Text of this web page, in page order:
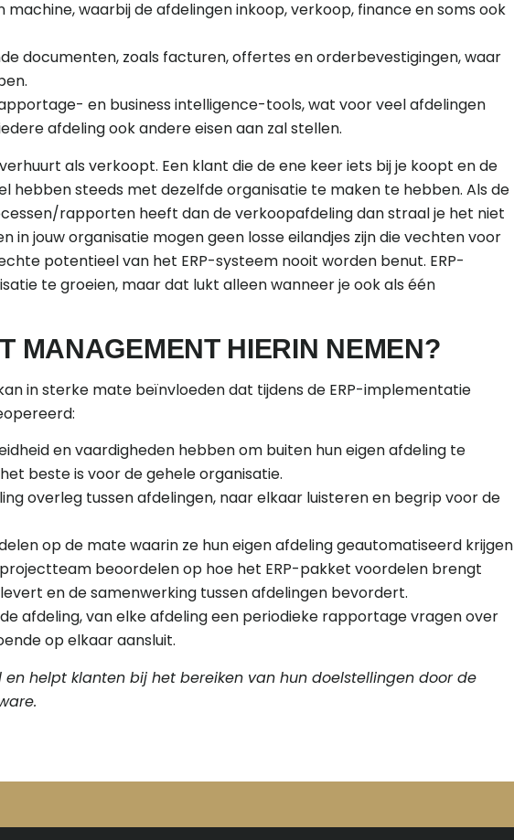
waarbij de afdelingen inkoop, verkoop, finance en soms ook
documenten, zoals facturen, offertes en orderbevestigingen, waar
en business intelligence-tools, wat voor veel afdelingen
afdeling ook andere eisen aan zal stellen.
als verkoopt. Een klant die de ene keer iets bij je koopt en de
hebben steeds met dezelfde organisatie te maken te hebben. Als de
rapporten heeft dan de verkoopafdeling dan straal je het niet
in jouw organisatie mogen geen losse eilandjes zijn die vechten voor
potentieel van het ERP-systeem nooit worden benut. ERP-
te groeien, maar dat lukt alleen wanneer je ook als één
MANAGEMENT HIERIN NEMEN?
in sterke mate beïnvloeden dat tijdens de ERP-implementatie
en vaardigheden hebben om buiten hun eigen afdeling te
beste is voor de gehele organisatie.
overleg tussen afdelingen, naar elkaar luisteren en begrip voor de
op de mate waarin ze hun eigen afdeling geautomatiseerd krijgen
beoordelen op hoe het ERP-pakket voordelen brengt
en de samenwerking tussen afdelingen bevordert.
afdeling, van elke afdeling een periodieke rapportage vragen over
op elkaar aansluit.
en helpt klanten bij het bereiken van hun doelstellingen door de